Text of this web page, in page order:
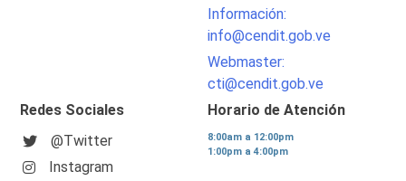
Información:
info@cendit.gob.ve
Webmaster:
cti@cendit.gob.ve
Redes Sociales
@Twitter
Instagram
Horario de Atención
8:00am a 12:00pm
1:00pm a 4:00pm